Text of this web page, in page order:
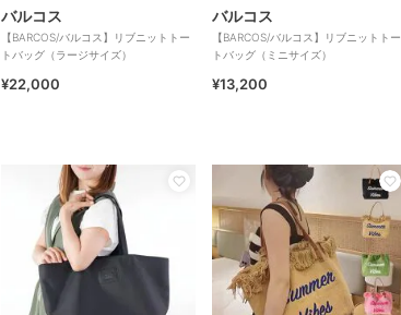
バルコス
【BARCOS/バルコス】リブニットトー
トバッグ（ラージサイズ）
¥22,000
バルコス
【BARCOS/バルコス】リブニットトー
トバッグ（ミニサイズ）
¥13,200